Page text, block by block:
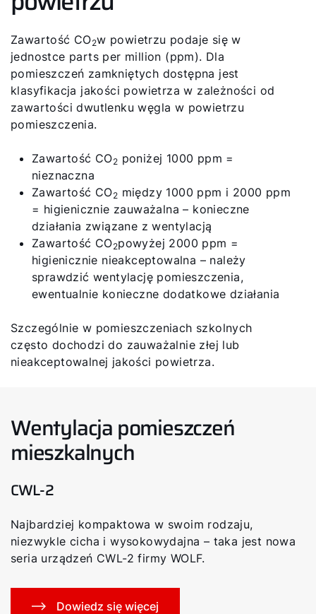
Zawartość CO2w powietrzu podaje się w
jednostce parts per million (ppm). Dla
pomieszczeń zamkniętych dostępna jest
klasyfikacja jakości powietrza w zależności od
zawartości dwutlenku węgla w powietrzu
pomieszczenia.
Zawartość CO2 poniżej 1000 ppm =
nieznaczna
Zawartość CO2 między 1000 ppm i 2000 ppm
= higienicznie zauważalna – konieczne
działania związane z wentylacją
Zawartość CO2powyżej 2000 ppm =
higienicznie nieakceptowalna – należy
sprawdzić wentylację pomieszczenia,
ewentualnie konieczne dodatkowe działania
Szczególnie w pomieszczeniach szkolnych
często dochodzi do zauważalnie złej lub
nieakceptowalnej jakości powietrza.
Wentylacja pomieszczeń
mieszkalnych
CWL-2
Najbardziej kompaktowa w swoim rodzaju,
niezwykle cicha i wysokowydajna – taka jest nowa
seria urządzeń CWL-2 firmy WOLF.
Dowiedz się więcej